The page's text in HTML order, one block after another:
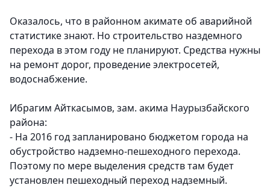
Оказалось, что в районном акимате об аварийной
статистике знают. Но строительство наздемного
перехода в этом году не планируют. Средства нужны
на ремонт дорог, проведение электросетей,
водоснабжение.
Ибрагим Айткасымов, зам. акима Наурызбайского
района:
- На 2016 год запланировано бюджетом города на
обустройство надземно-пешеходного перехода.
Поэтому по мере выделения средств там будет
установлен пешеходный переход надземный.